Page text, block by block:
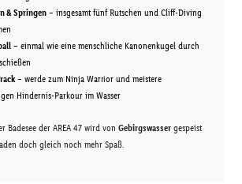
& Springen – insgesamt fünf Rutschen und Cliff-Diving
– einmal wie eine menschliche Kanonenkugel durch
– werde zum Ninja Warrior und meistere
Hindernis-Parkour im Wasser
Badesee der AREA 47 wird von Gebirgswasser gespeist
doch gleich noch mehr Spaß.